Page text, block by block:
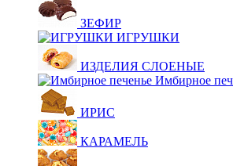
ЗЕФИР
ИГРУШКИ
ИЗДЕЛИЯ СЛОЕНЫЕ
Имбирное
ИРИС
КАРАМЕЛЬ